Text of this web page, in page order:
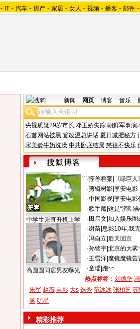
- IT - 汽车 - 房产 - 家居 - 女人 - 视频 - 播客 - 邮件 -
新闻 网页 博客 音乐
央视质疑29岁市长 邓玉娇失踪 朝鲜军事演
石首网站被黑 篡改温总讲话 夏日减肥秘方
宋美龄牛奶洗澡 中共卧底结局 慈禧不快乐
中学生乘直升机上学
高圆圆同居男友曝光
·怪兽档案
《绿巨
·剪辑树影| 李安电影
·中国影视| 李安电影
·歌手魔| 这是“演唱
· 田启文 加入娱乐圈
·谢苗| 息影10年,我
·冯自立 后天回京
·孙铭宇| 北京的大雾
·王雪洋| 魔镜魔镜告
·童瑶| 跑~~
热点标签： 刘德华
朱军 赵薇 电影 大s 选秀 范冰冰 张柏芝 苏
笑 明星
精彩推荐